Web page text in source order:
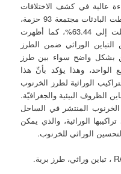
عالية في كشف الاختلافات
الوراثية بين الطرز المدروسة، حيث أعطت البادئات مجتمعة 93 حزمة،
منها 59 حزمة متباينة بنسبة تباين وصلت إلى 63.44%، كما أظهرت
الوراثي ضمن الطرز
التباين بشكل واضح سواء بين طرز
الواحد، وهذا يؤكد بأنّ هذا
الوراثية لطرز الخرنوب
الظروف البيئية والجغرافيّة.
المنتشر في الساحل
الوراثية، والذي يمكن
الوراثي للخرنوب.